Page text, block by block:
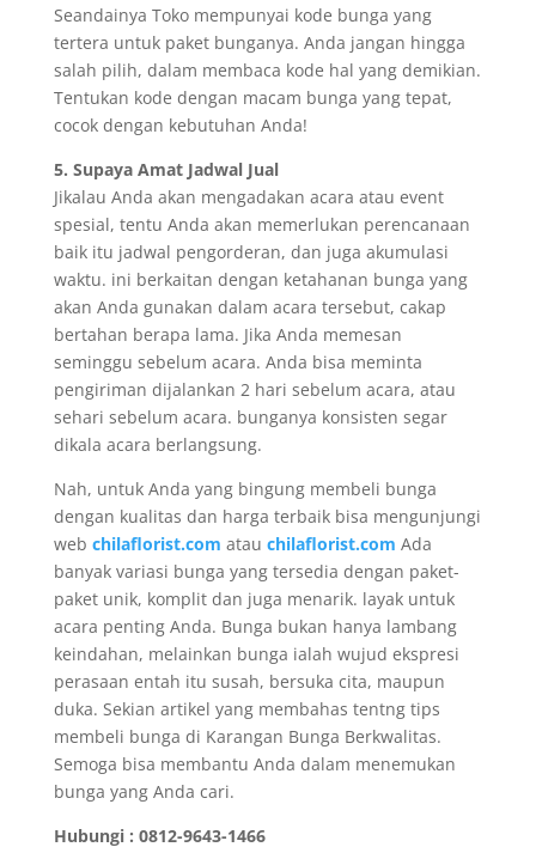
Seandainya Toko mempunyai kode bunga yang
tertera untuk paket bunganya. Anda jangan hingga
salah pilih, dalam membaca kode hal yang demikian.
Tentukan kode dengan macam bunga yang tepat,
cocok dengan kebutuhan Anda!
5. Supaya Amat Jadwal Jual
Jikalau Anda akan mengadakan acara atau event
spesial, tentu Anda akan memerlukan perencanaan
baik itu jadwal pengorderan, dan juga akumulasi
waktu. ini berkaitan dengan ketahanan bunga yang
akan Anda gunakan dalam acara tersebut, cakap
bertahan berapa lama. Jika Anda memesan
seminggu sebelum acara. Anda bisa meminta
pengiriman dijalankan 2 hari sebelum acara, atau
sehari sebelum acara. bunganya konsisten segar
dikala acara berlangsung.
Nah, untuk Anda yang bingung membeli bunga
dengan kualitas dan harga terbaik bisa mengunjungi
web chilaflorist.com atau chilaflorist.com Ada
banyak variasi bunga yang tersedia dengan paket-
paket unik, komplit dan juga menarik. layak untuk
acara penting Anda. Bunga bukan hanya lambang
keindahan, melainkan bunga ialah wujud ekspresi
perasaan entah itu susah, bersuka cita, maupun
duka. Sekian artikel yang membahas tentng tips
membeli bunga di Karangan Bunga Berkwalitas.
Semoga bisa membantu Anda dalam menemukan
bunga yang Anda cari.
Hubungi : 0812-9643-1466